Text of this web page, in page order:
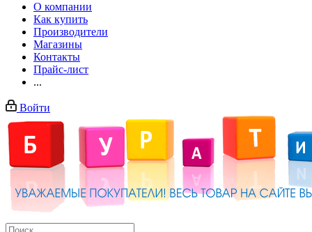
О компании
Как купить
Производители
Магазины
Контакты
Прайс-лист
...
Войти